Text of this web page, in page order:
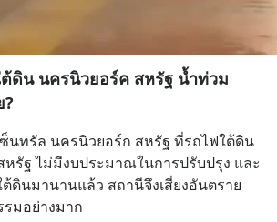
ดิน นครนิวยอร์ค สหรัฐ น้ำท่วม
นทรัล นครนิวยอร์ก สหรัฐ ที่รถไฟใต้ดิน
หรัฐ ไม่มีงบประมาณในการปรับปรุง และ
ดินมานานแล้ว สถานีจึงเสี่ยงอันตราย
มอย่างมาก